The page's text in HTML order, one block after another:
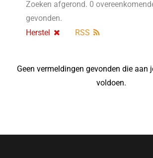
Zoeken afgerond. 0
gevonden.
Herstel
RSS
Geen vermeldingen gevonden die aan
voldoen.